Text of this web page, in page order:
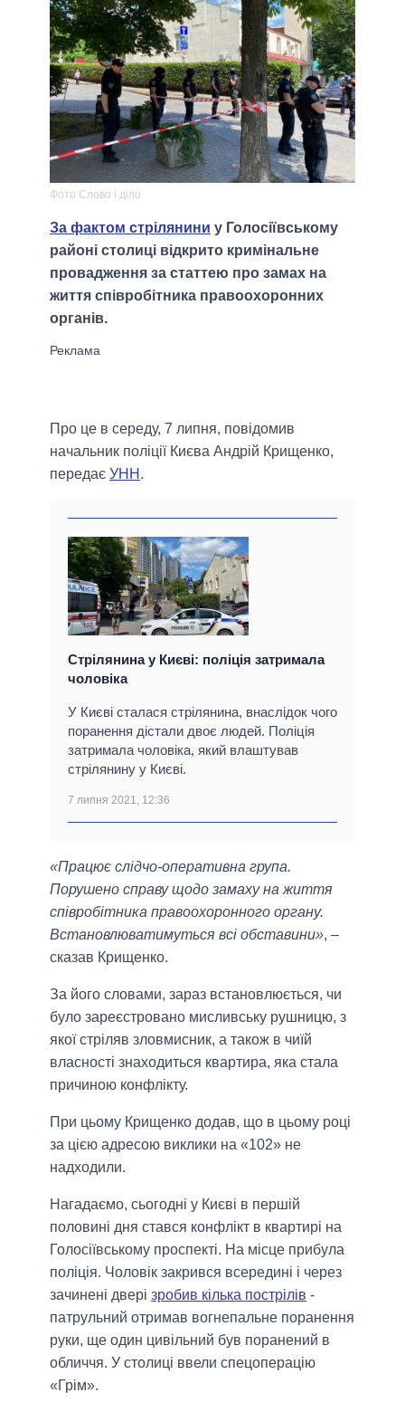
Фото Слово і діло
За фактом стрілянини у Голосіївському
районі столиці відкрито кримінальне
провадження за статтею про замах на
життя співробітника правоохоронних
органів.
Про це в середу, 7 липня, повідомив
начальник поліції Києва Андрій Крищенко,
передає УНН .
Стрілянина у Києві: поліція затримала
чоловіка
У Києві сталася стрілянина, внаслідок чого
поранення дістали двоє людей. Поліція
затримала чоловіка, який влаштував
стрілянину у Києві.
7 липня 2021, 12:36
«Працює слідчо-оперативна група.
Порушено справу щодо замаху на життя
співробітника правоохоронного органу.
Встановлюватимуться всі обставини», –
сказав Крищенко.
За його словами, зараз встановлюється, чи
було зареєстровано мисливську рушницю, з
якої стріляв зловмисник, а також в чиїй
власності знаходиться квартира, яка стала
причиною конфлікту.
При цьому Крищенко додав, що в цьому році
за цією адресою виклики на «102» не
надходили.
Нагадаємо, сьогодні у Києві в першій
половині дня стався конфлікт в квартирі на
Голосіївському проспекті. На місце прибула
поліція. Чоловік закрився всередині і через
зачинені двері зробив кілька пострілів -
патрульний отримав вогнепальне поранення
руки, ще один цивільний був поранений в
обличчя. У столиці ввели спецоперацію
«Грім».